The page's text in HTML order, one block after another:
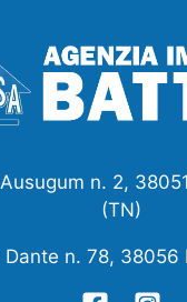
n. 2,
(TN)
Dante n. 78, 38056